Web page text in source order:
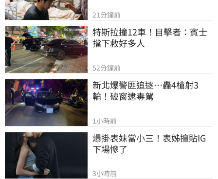
21分鐘前
特斯拉撞12車！目擊者：賓士
擋下救好多人
52分鐘前
新北爆警匪追逐…轟4槍射3
輪！破窗逮毒駕
1小時前
爆掛表妹當小三！表姊擅貼IG
下場慘了
3小時前